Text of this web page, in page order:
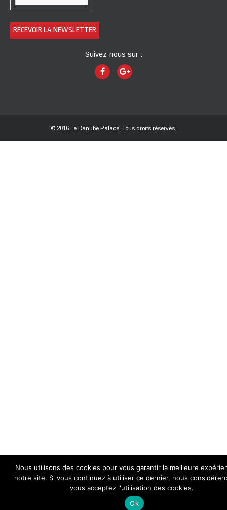
Suivez-nous sur :
© 2016 Le Danube Palace. Tous droits réservés.
Nous utilisons des cookies pour vous garantir la meilleure
notre site. Si vous continuez à utiliser ce dernier, nous
vous acceptez l'utilisation des cookies.
Ok